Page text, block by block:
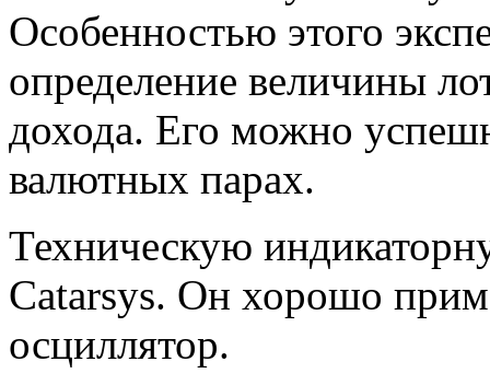
Особенностью этого
определение величины
дохода. Его можно
валютных парах.
Техническую
Catarsys. Он хорошо
осциллятор.